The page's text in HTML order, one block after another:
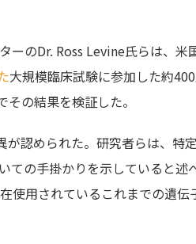
ーのDr. Ross Levine氏らは、米
大規模臨床試験に参加した約
の結果を検証した。
認められた。研究者らは、特
ての手掛かりを示していると述
使用されているこれまでの遺伝